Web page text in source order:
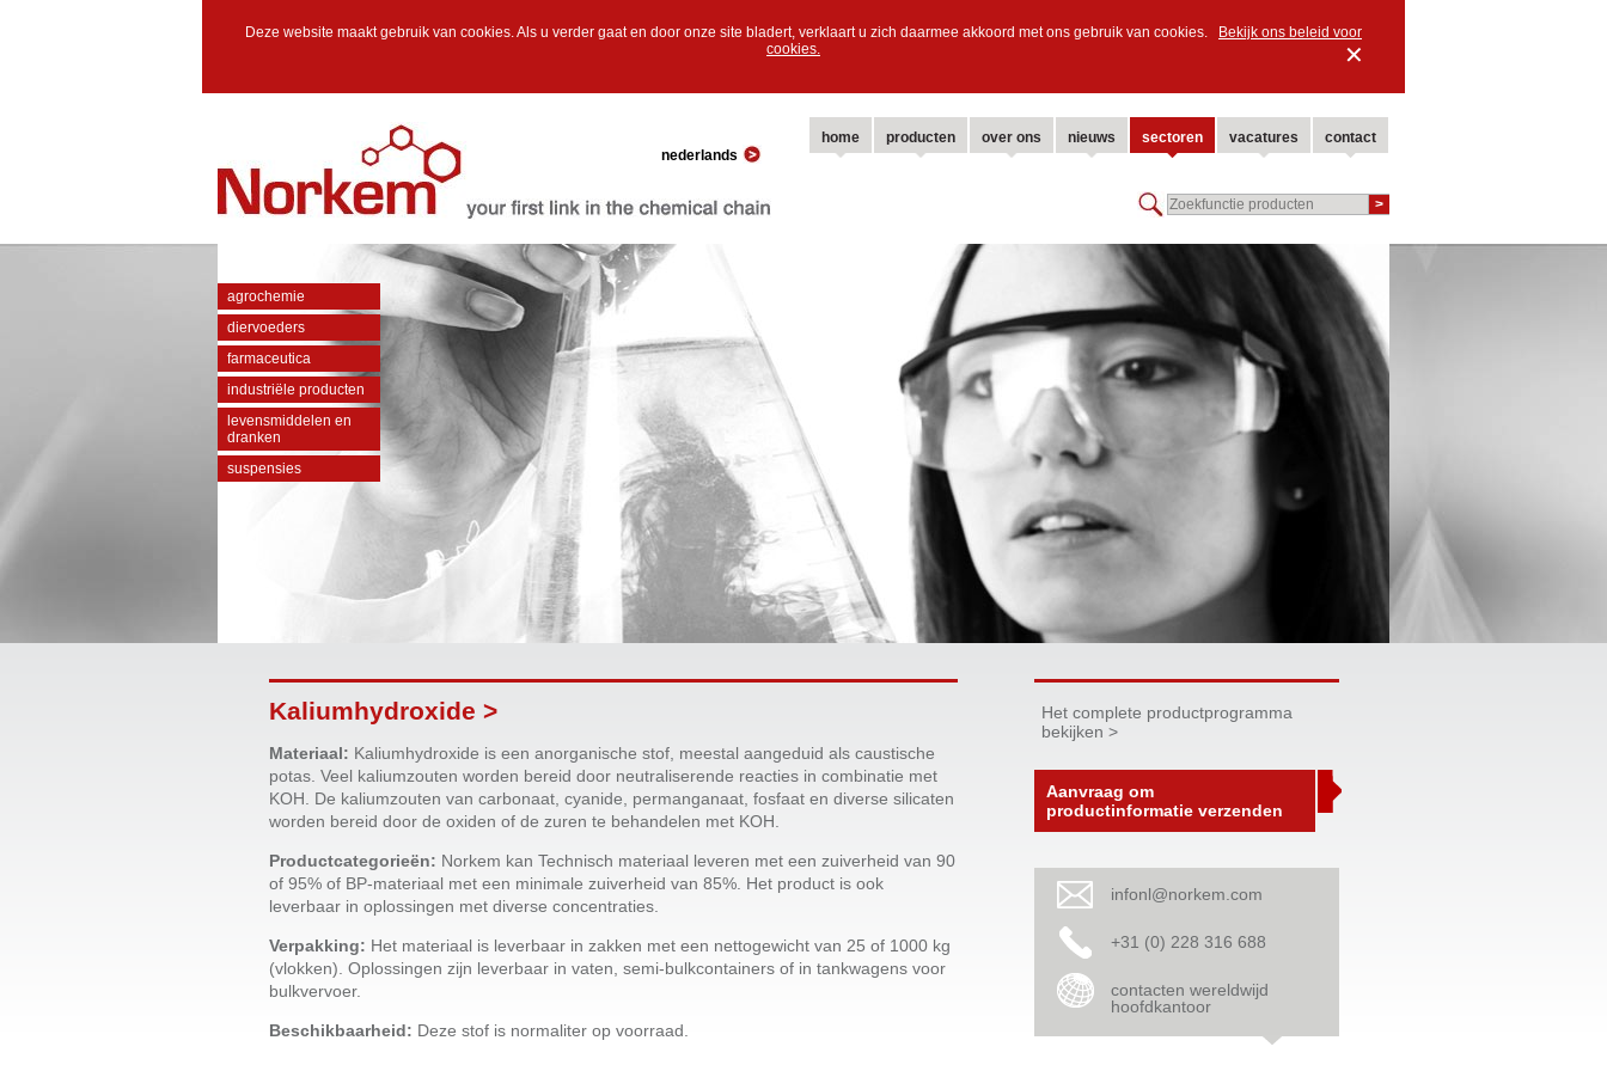
Deze website maakt gebruik van cookies. Als u verder gaat en door onze site bladert, verklaart u zich daarmee akkoord met ons gebruik van cookies.
Bekijk ons beleid voor
cookies.
✕
home producten over ons nieuws sectoren vacatures
contact
nederlands
agrochemie
diervoeders
farmaceutica
industriële producten
levensmiddelen en
dranken
suspensies
Kaliumhydroxide >
Materiaal: Kaliumhydroxide is een anorganische stof, meestal aangeduid als caustische
potas. Veel kaliumzouten worden bereid door neutraliserende reacties in combinatie met
KOH. De kaliumzouten van carbonaat, cyanide, permanganaat, fosfaat en diverse silicaten
worden bereid door de oxiden of de zuren te behandelen met KOH.
Productcategorieën: Norkem kan Technisch materiaal leveren met een zuiverheid van 90
of 95% of BP-materiaal met een minimale zuiverheid van 85%. Het product is ook
leverbaar in oplossingen met diverse concentraties.
Verpakking: Het materiaal is leverbaar in zakken met een nettogewicht van 25 of 1000 kg
(vlokken). Oplossingen zijn leverbaar in vaten, semi-bulkcontainers of in tankwagens voor
bulkvervoer.
Beschikbaarheid: Deze stof is normaliter op voorraad.
Het complete productprogramma
bekijken >
Aanvraag om
productinformatie verzenden
infonl@norkem.com
+31 (0) 228 316 688
contacten wereldwijd
hoofdkantoor